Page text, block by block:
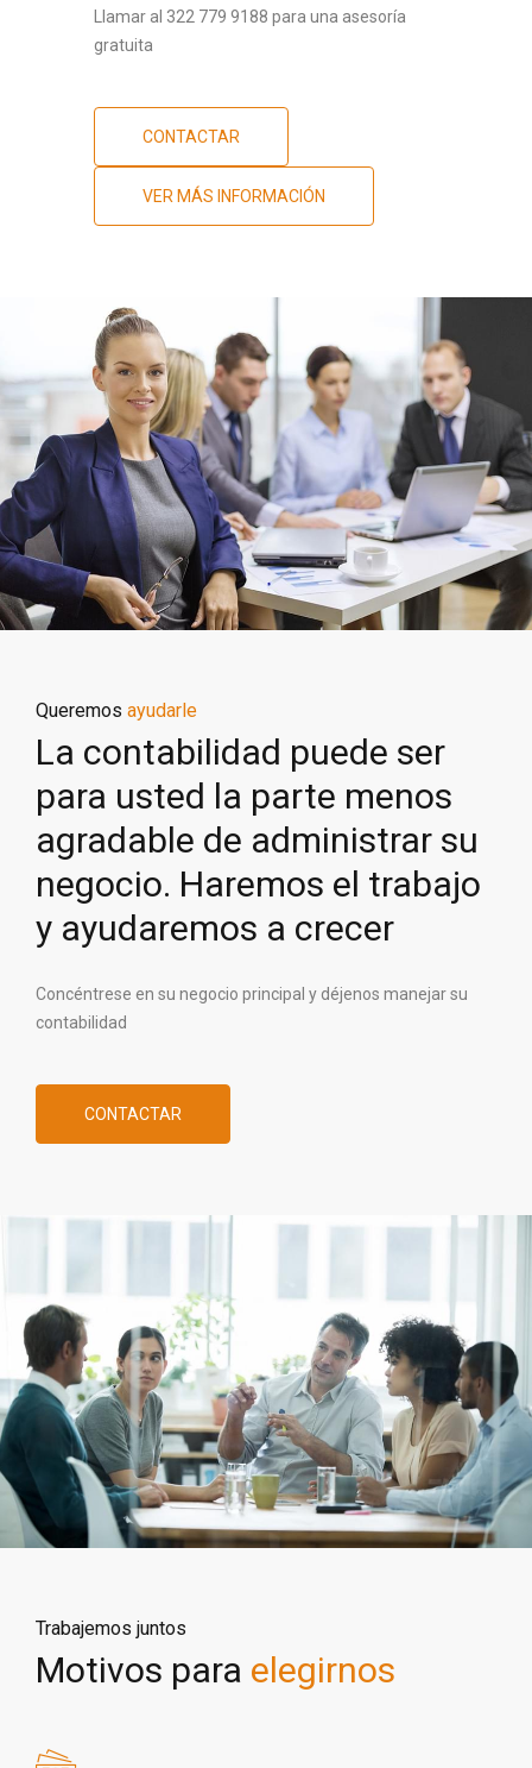
Llamar al 322 779 9188 para una asesoría
gratuita
CONTACTAR
VER MÁS INFORMACIÓN
Queremos ayudarle
La contabilidad puede ser
para usted la parte menos
agradable de administrar su
negocio. Haremos el trabajo
y ayudaremos a crecer
Concéntrese en su negocio principal y déjenos manejar su
contabilidad
CONTACTAR
Trabajemos juntos
Motivos para elegirnos